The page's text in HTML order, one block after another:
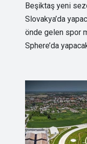
Beşiktaş yeni
Slovakya’da
önde gelen spor
Sphere’da